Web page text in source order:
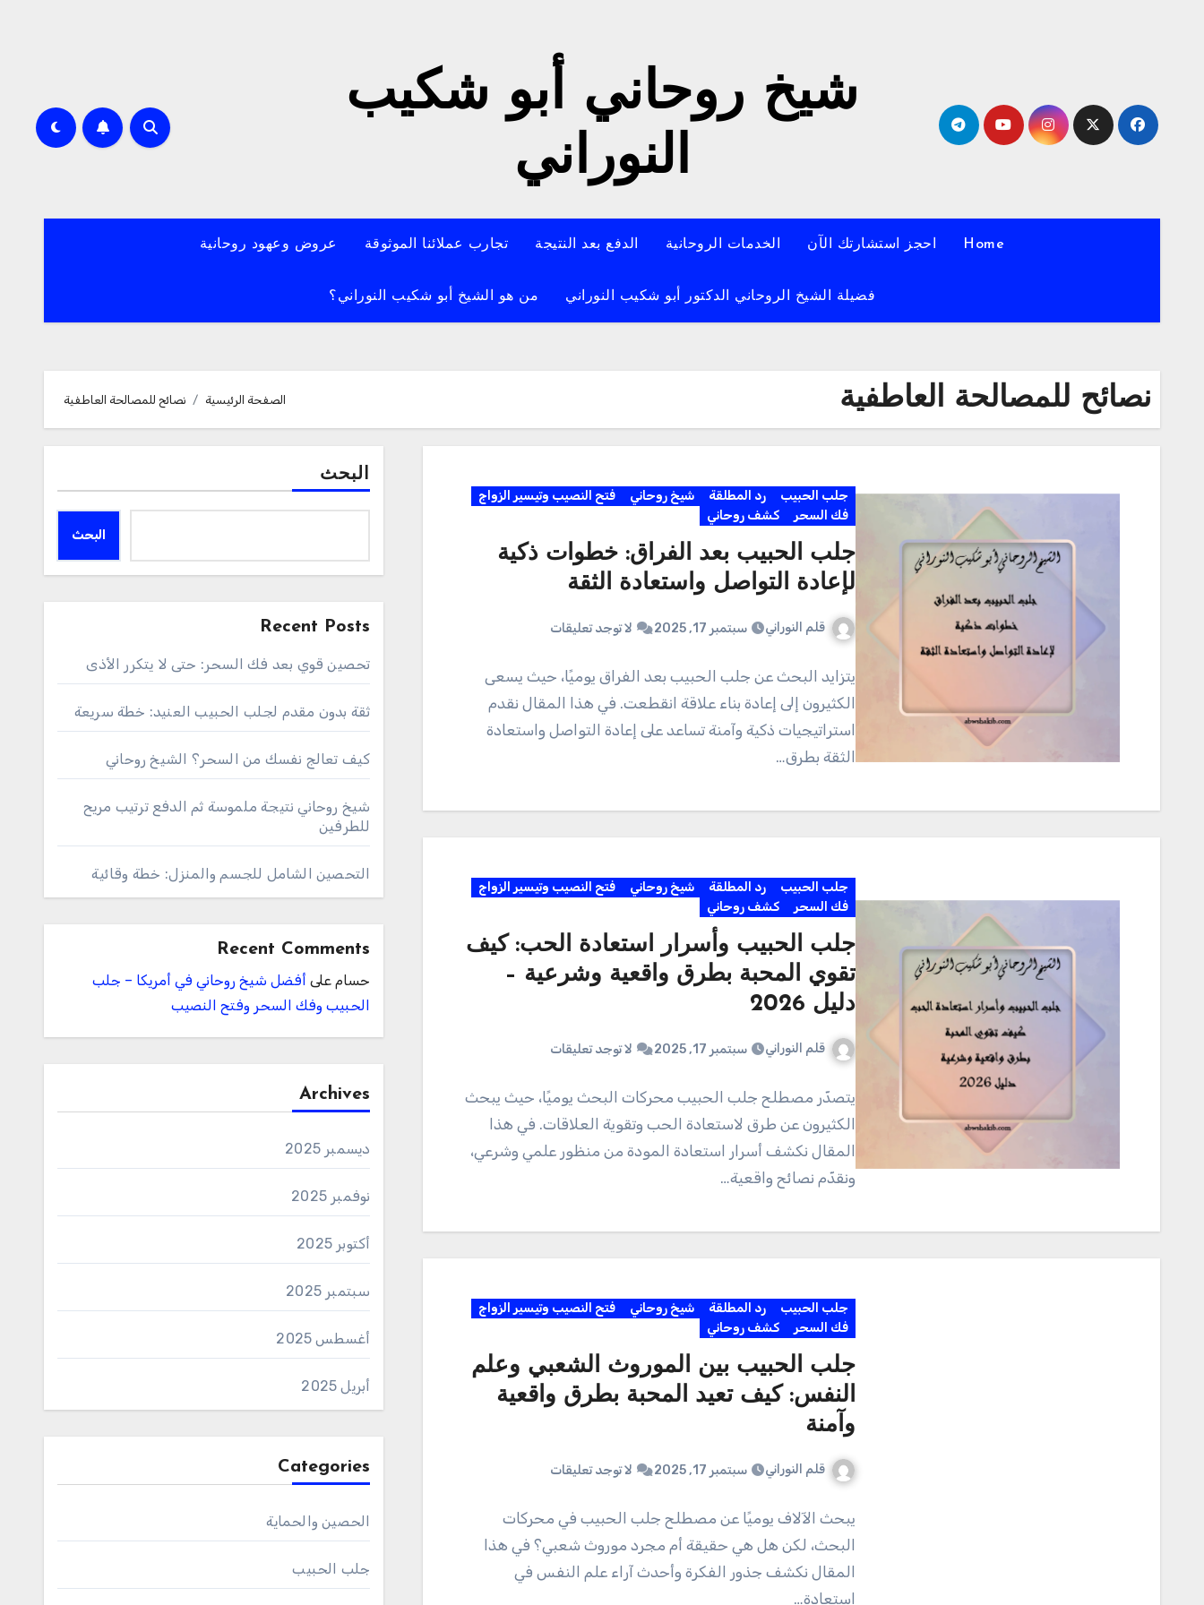
شيخ روحاني أبو شكيب
النوراني
Home احجز استشارتك الآن الخدمات الروحانية الدفع بعد النتيجة تجارب عملائنا الموثوقة عروض وعهود روحانية
فضيلة الشيخ الروحاني الدكتور أبو شكيب النوراني من هو الشيخ أبو شكيب النوراني؟
نصائح للمصالحة العاطفية الصفحة الرئيسية نصائح للمصالحة العاطفية
جلب الحبيب رد المطلقة شيخ روحاني
فتح النصيب وتيسير الزواج
فك السحر
كشف روحاني
جلب الحبيب بعد الفراق: خطوات ذكية
لإعادة التواصل واستعادة الثقة
قلم النوراني سبتمبر 17, 2025 لا توجد تعليقات
يتزايد البحث عن جلب الحبيب بعد الفراق يوميًا، حيث يسعى
الكثيرون إلى إعادة بناء علاقة انقطعت. في هذا المقال نقدم
استراتيجيات ذكية وآمنة تساعد على إعادة التواصل واستعادة
الثقة بطرق…
جلب الحبيب رد المطلقة شيخ روحاني
فتح النصيب وتيسير الزواج
فك السحر
كشف روحاني
جلب الحبيب وأسرار استعادة الحب: كيف
تقوي المحبة بطرق واقعية وشرعية –
دليل 2026
قلم النوراني سبتمبر 17, 2025 لا توجد تعليقات
يتصدّر مصطلح جلب الحبيب محركات البحث يوميًا، حيث يبحث
الكثيرون عن طرق لاستعادة الحب وتقوية العلاقات. في هذا
المقال نكشف أسرار استعادة المودة من منظور علمي وشرعي،
ونقدّم نصائح واقعية…
جلب الحبيب رد المطلقة شيخ روحاني
فتح النصيب وتيسير الزواج
فك السحر
كشف روحاني
جلب الحبيب بين الموروث الشعبي وعلم
النفس: كيف تعيد المحبة بطرق واقعية
وآمنة
قلم النوراني سبتمبر 17, 2025 لا توجد تعليقات
يبحث الآلاف يوميًا عن مصطلح جلب الحبيب في محركات
البحث، لكن هل هي حقيقة أم مجرد موروث شعبي؟ في هذا
المقال نكشف جذور الفكرة وأحدث آراء علم النفس في
استعادة…
البحث
البحث
Recent Posts
تحصين قوي بعد فك السحر: حتى لا يتكرر الأذى
ثقة بدون مقدم لجلب الحبيب العنيد: خطة سريعة
كيف تعالج نفسك من السحر؟ الشيخ روحاني
شيخ روحاني نتيجة ملموسة ثم الدفع ترتيب مريح
للطرفين
التحصين الشامل للجسم والمنزل: خطة وقائية
Recent Comments
حسامعلى أفضل شيخ روحاني في أمريكا – جلب
الحبيب وفك السحر وفتح النصيب
Archives
ديسمبر 2025
نوفمبر 2025
أكتوبر 2025
سبتمبر 2025
أغسطس 2025
أبريل 2025
Categories
الحصين والحماية
جلب الحبيب